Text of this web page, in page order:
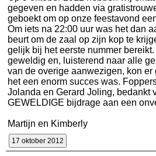
gegeven en hadden via
geboekt om op onze feestavond
Om iets na 22:00 uur was het dan
beurt om de zaal op zijn kop te
gelijk bij het eerste nummer
geweldig en, luisterend naar alle
van de overige aanwezigen, kon er
het een enorm succes was.
Jolanda en Gerard Joling, bedankt
GEWELDIGE bijdrage aan een
Martijn en Kimberly
17 oktober 2012